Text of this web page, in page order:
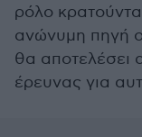
ρόλο
ανώνυμη πηγή
θα αποτελέσει
έρευνας για